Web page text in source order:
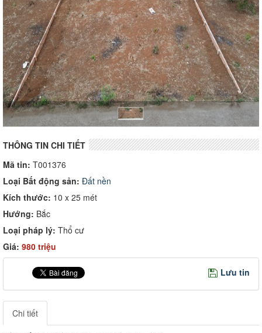
THÔNG TIN CHI TIẾT
Mã tin: T001376
Loại Bất động sản: Đất nền
Kích thước: 10 x 25 mét
Hướng: Bắc
Loại pháp lý: Thổ cư
Giá: 980 triệu
Lưu tin
Chi tiết